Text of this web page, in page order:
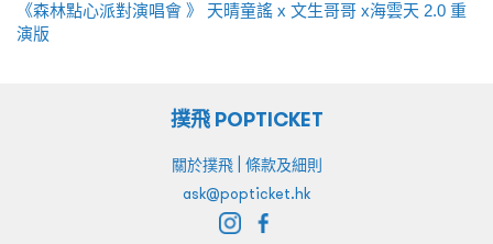
《森林點心派對演唱會 》 天晴童謠 x 文生哥哥 x海雲天 2.0 重
演版
撲飛 POPTICKET
關於撲飛| 條款及細則
ask@popticket.hk